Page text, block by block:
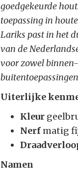
goedgekeurde
toepassing in
Lariks past in het
van de
voor zowel
Uiterlijke
Kleur
Nerfmatig
Namen